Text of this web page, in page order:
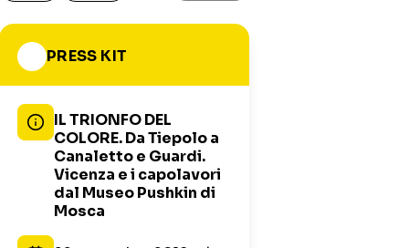
PRESS KIT
IL TRIONFO DEL
COLORE. Da Tiepolo a
Canaletto e Guardi.
Vicenza e i capolavori
dal Museo Pushkin di
Mosca